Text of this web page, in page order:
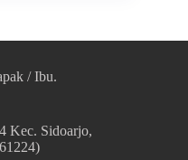
/ Ibu.
Kec. Sidoarjo,